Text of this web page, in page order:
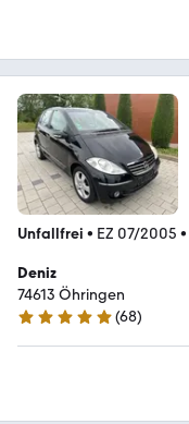
Unfallfrei • EZ 07/2005 •
Deniz
74613 Öhringen
4.9 Sterne
(68)